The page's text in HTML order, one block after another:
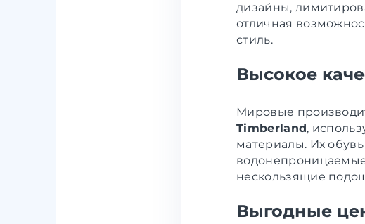
дизайны,
отличная
стиль.
Высокое
Мировые
Timberland,
материалы. Их
нескользящие
Выгодные